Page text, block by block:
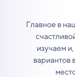
Главное в
изучаем
вариантов